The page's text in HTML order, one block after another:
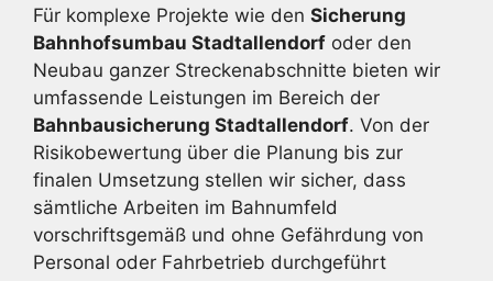
Für komplexe Projekte wie den Sicherung
Bahnhofsumbau Stadtallendorf oder den
Neubau ganzer Streckenabschnitte bieten wir
umfassende Leistungen im Bereich der
Bahnbausicherung Stadtallendorf. Von der
Risikobewertung über die Planung bis zur
finalen Umsetzung stellen wir sicher, dass
sämtliche Arbeiten im Bahnumfeld
vorschriftsgemäß und ohne Gefährdung von
Personal oder Fahrbetrieb durchgeführt